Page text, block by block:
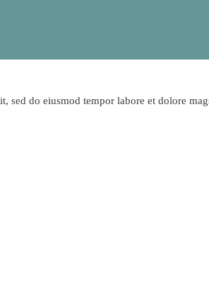
sed do eiusmod tempor labore et dolore